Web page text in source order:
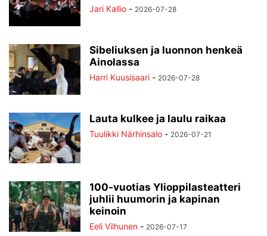
Jari Kallio - 2026-07-28
Sibeliuksen ja luonnon henkeä
Ainolassa
Harri Kuusisaari - 2026-07-28
Lauta kulkee ja laulu raikaa
Tuulikki Närhinsalo - 2026-07-21
100-vuotias Ylioppilasteatteri
juhlii huumorin ja kapinan
keinoin
Eeli Vilhunen - 2026-07-17